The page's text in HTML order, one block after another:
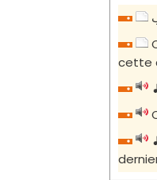
cette